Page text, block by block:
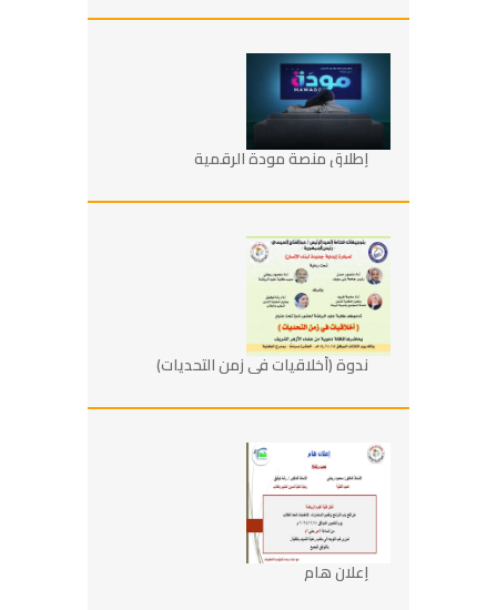
إطلاق منصة مودة الرقمية
ندوة (أخلاقيات في زمن التحديات)
إعلان هام